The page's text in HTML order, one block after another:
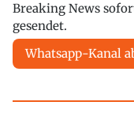
Breaking News
gesendet.
Whatsapp-Kanal